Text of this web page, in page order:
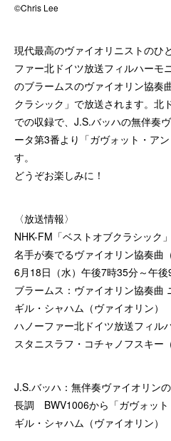
©Chris Lee
現代最高のヴァイオリニストのひ
ファー北ドイツ放送フィルハーモ
のブラームスのヴァイオリン協奏
クラシック」で放送されます。北
での収録で、J.S.バッハの無伴奏
ータ第3番より「ガヴォット・ア
す。
どうぞお楽しみに！
〈放送情報〉
NHK-FM「ベストオブクラシック」
名手が奏でるヴァイオリン協奏
6月18日（水）午後7時35分～午
ブラームス：ヴァイオリン協奏曲
ギル・シャハム（ヴァイオリン）
ハノーファー北ドイツ放送フィル
スタニスラフ・コチャノフスキー
J.S.バッハ：無伴奏ヴァイオリン
長調 BWV1006から「ガヴォット
ギル・シャハム（ヴァイオリン）